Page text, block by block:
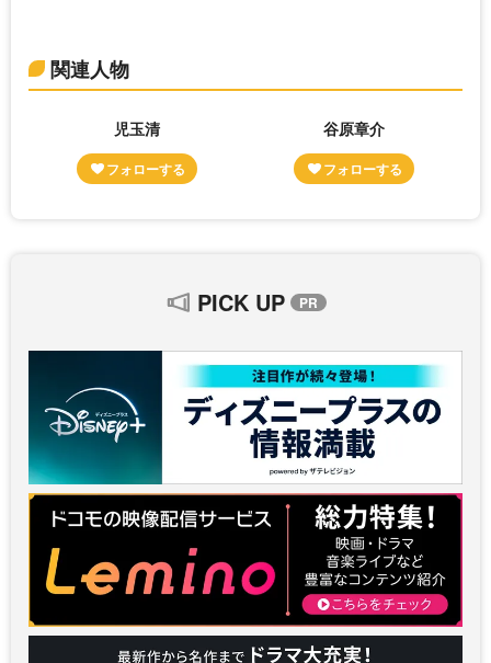
関連人物
児玉清 谷原章介
PICK UP